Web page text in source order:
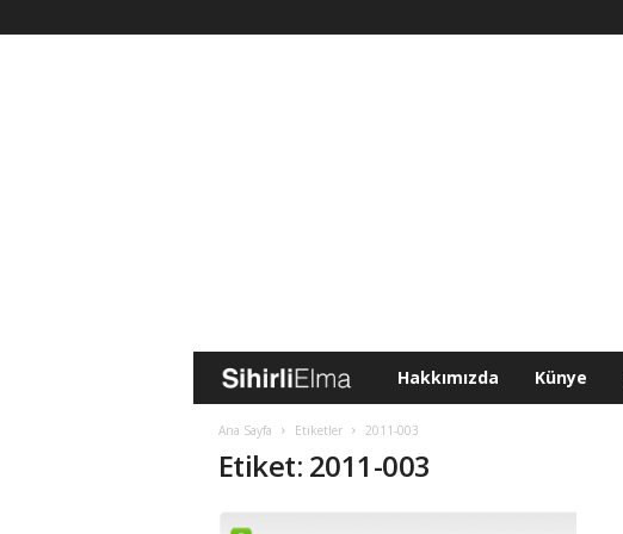
i
h
Hakkımızda Künye
Ana Sayfa Etiketler 2011-003
Etiket: 2011-003